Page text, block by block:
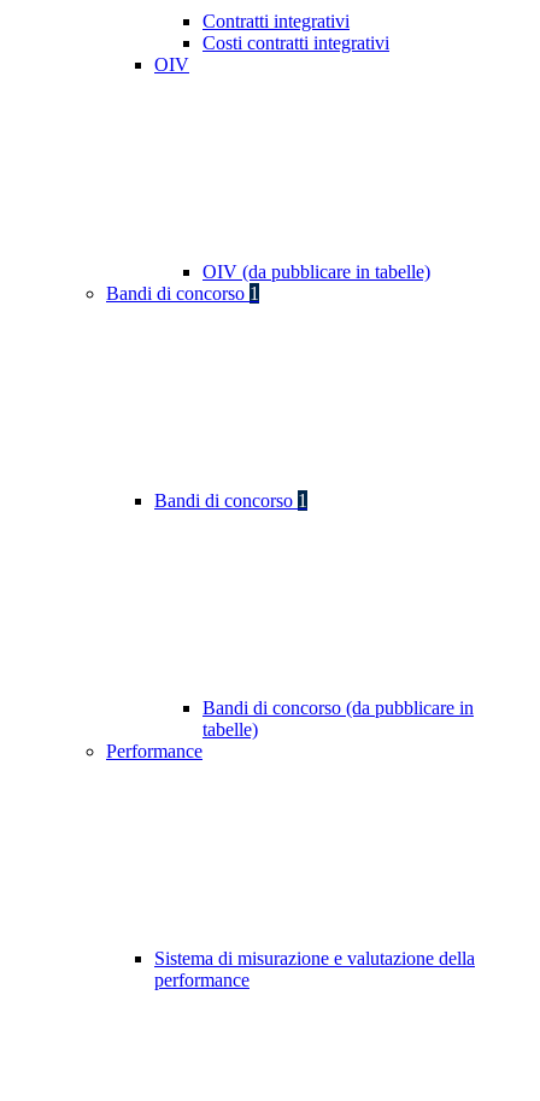
Contratti integrativi
Costi contratti integrativi
OIV
OIV (da pubblicare in tabelle)
Bandi di concorso 1
Bandi di concorso 1
Bandi di concorso (da pubblicare in
tabelle)
Performance
Sistema di misurazione e valutazione della
performance